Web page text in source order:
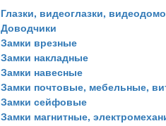
Глазки, видеоглазки,
Доводчики
Замки врезные
Замки накладные
Замки навесные
Замки почтовые, мебельные,
Замки сейфовые
Замки магнитные,